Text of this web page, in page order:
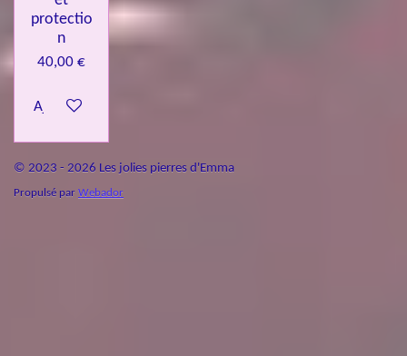
protectio
n
40,00 €
Ajouter au panier
© 2023 - 2026 Les jolies pierres d'Emma
Propulsé par Webador